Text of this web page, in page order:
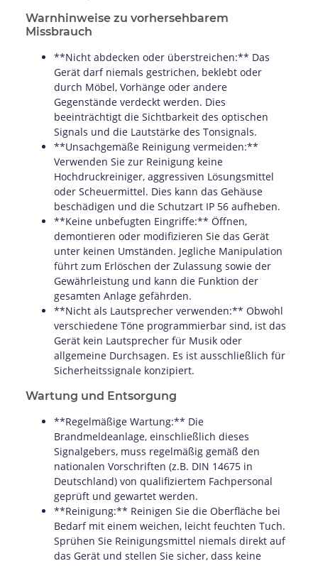
Warnhinweise zu vorhersehbarem
Missbrauch
**Nicht abdecken oder überstreichen:** Das
Gerät darf niemals gestrichen, beklebt oder
durch Möbel, Vorhänge oder andere
Gegenstände verdeckt werden. Dies
beeinträchtigt die Sichtbarkeit des optischen
Signals und die Lautstärke des Tonsignals.
**Unsachgemäße Reinigung vermeiden:**
Verwenden Sie zur Reinigung keine
Hochdruckreiniger, aggressiven Lösungsmittel
oder Scheuermittel. Dies kann das Gehäuse
beschädigen und die Schutzart IP 56 aufheben.
**Keine unbefugten Eingriffe:** Öffnen,
demontieren oder modifizieren Sie das Gerät
unter keinen Umständen. Jegliche Manipulation
führt zum Erlöschen der Zulassung sowie der
Gewährleistung und kann die Funktion der
gesamten Anlage gefährden.
**Nicht als Lautsprecher verwenden:** Obwohl
verschiedene Töne programmierbar sind, ist das
Gerät kein Lautsprecher für Musik oder
allgemeine Durchsagen. Es ist ausschließlich für
Sicherheitssignale konzipiert.
Wartung und Entsorgung
**Regelmäßige Wartung:** Die
Brandmeldeanlage, einschließlich dieses
Signalgebers, muss regelmäßig gemäß den
nationalen Vorschriften (z.B. DIN 14675 in
Deutschland) von qualifiziertem Fachpersonal
geprüft und gewartet werden.
**Reinigung:** Reinigen Sie die Oberfläche bei
Bedarf mit einem weichen, leicht feuchten Tuch.
Sprühen Sie Reinigungsmittel niemals direkt auf
das Gerät und stellen Sie sicher, dass keine